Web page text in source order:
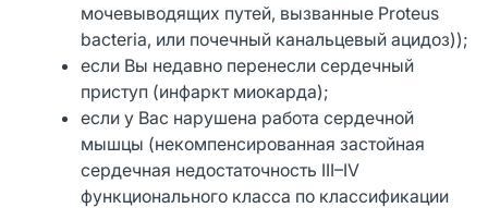
мочевыводящих путей, вызванные Proteus
bacteria, или почечный канальцевый ацидоз));
если Вы недавно перенесли сердечный
приступ (инфаркт миокарда);
если у Вас нарушена работа сердечной
мышцы (некомпенсированная застойная
сердечная недостаточность III–IV
функционального класса по классификации